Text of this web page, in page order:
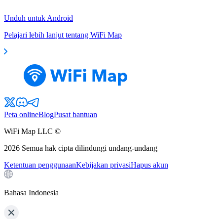
Unduh untuk Android
Pelajari lebih lanjut tentang WiFi Map
Peta onlineBlogPusat bantuan
WiFi Map LLC ©
2026 Semua hak cipta dilindungi undang-undang
Ketentuan penggunaanKebijakan privasiHapus akun
Bahasa Indonesia